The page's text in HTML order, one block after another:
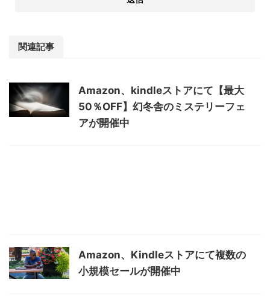
関連記事
Amazon、kindleストアにて【最大
50％OFF】幻冬舎のミステリーフェ
アが開催中
Amazon、Kindleストアにて複数の
小規模セールが開催中